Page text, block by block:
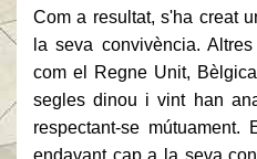
Com a resultat, s'ha creat
la seva convivència.
com el Regne Unit,
segles dinou i vint han
respectant-se mútuament.
endavant cap a la seva